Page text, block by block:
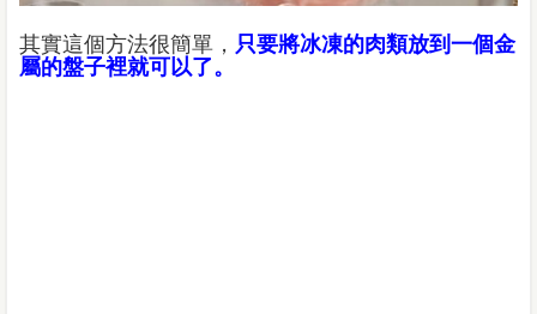
其實這個方法很簡單， 只要將冰凍的肉類放到一個金
屬的盤子裡就可以了。